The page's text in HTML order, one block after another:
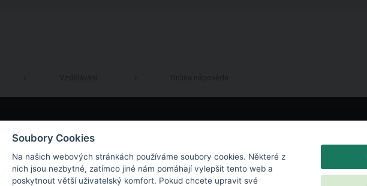
Soubory Cookies
Na našich webových stránkách používáme soubory cookies. Některé z
nich jsou nezbytné, zatímco jiné nám pomáhají vylepšit tento web a
poskytnout větší uživatelský komfort. Pokud chcete upravit své